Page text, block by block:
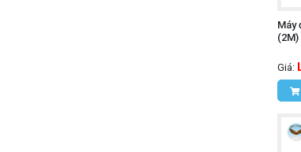
Máy
(2M)
Giá: